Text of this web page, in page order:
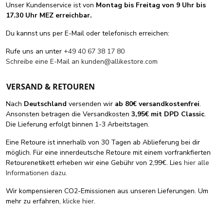
Unser Kundenservice ist von Montag bis Freitag von 9 Uhr bis
17.30 Uhr MEZ erreichbar.
Du kannst uns per E-Mail oder telefonisch erreichen:
Rufe uns an unter +49 40 67 38 17 80
Schreibe eine E-Mail an kunden@allikestore.com
VERSAND & RETOUREN
Nach Deutschland versenden wir ab 80€ versandkostenfrei.
Ansonsten betragen die Versandkosten 3,95€ mit DPD Classic.
Die Lieferung erfolgt binnen 1-3 Arbeitstagen.
Eine Retoure ist innerhalb von 30 Tagen ab Ablieferung bei dir
möglich. Für eine innerdeutsche Retoure mit einem vorfrankfierten
Retourenetikett erheben wir eine Gebühr von 2,99€. Lies hier alle
Informationen dazu.
Wir kompensieren CO2-Emissionen aus unseren Lieferungen. Um
mehr zu erfahren, klicke hier.